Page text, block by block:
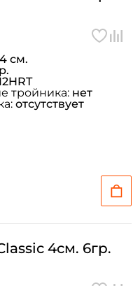
4 см.
тройника: нет
отсутствует
4см. 6гр.